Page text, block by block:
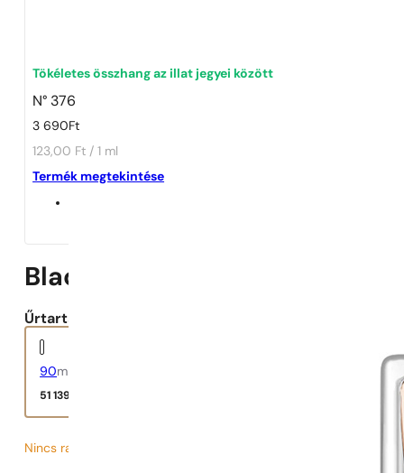
Tökéletes összhang az illat jegyei között
N° 376
3 690 Ft
123,00 Ft / 1 ml
Termék megtekintése
Black Opium Nuit Blanche
Űrtartalom:
90ml
51 139
Nincs raktáron